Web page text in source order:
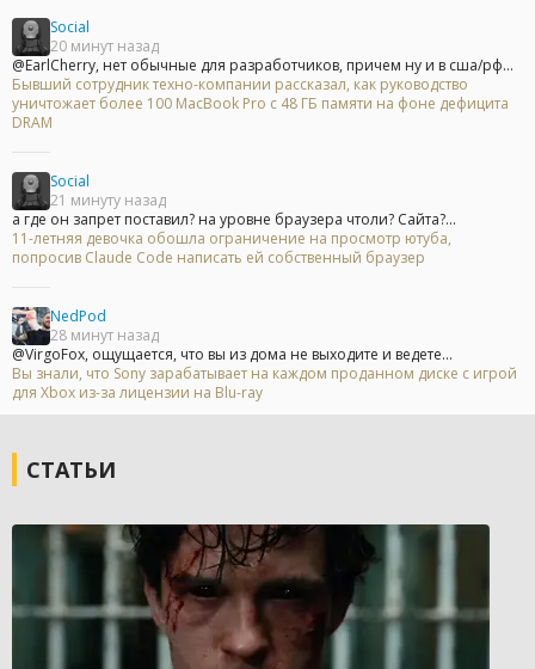
Social
20 минут назад
@EarlCherry, нет обычные для разработчиков, причем ну и в сша/рф...
Бывший сотрудник техно-компании рассказал, как руководство
уничтожает более 100 MacBook Pro с 48 ГБ памяти на фоне дефицита
DRAM
Social
21 минуту назад
а где он запрет поставил? на уровне браузера чтоли? Сайта?...
11-летняя девочка обошла ограничение на просмотр ютуба,
попросив Claude Code написать ей собственный браузер
NedPod
28 минут назад
@VirgoFox, ощущается, что вы из дома не выходите и ведете...
Вы знали, что Sony зарабатывает на каждом проданном диске с игрой
для Xbox из-за лицензии на Blu-ray
СТАТЬИ